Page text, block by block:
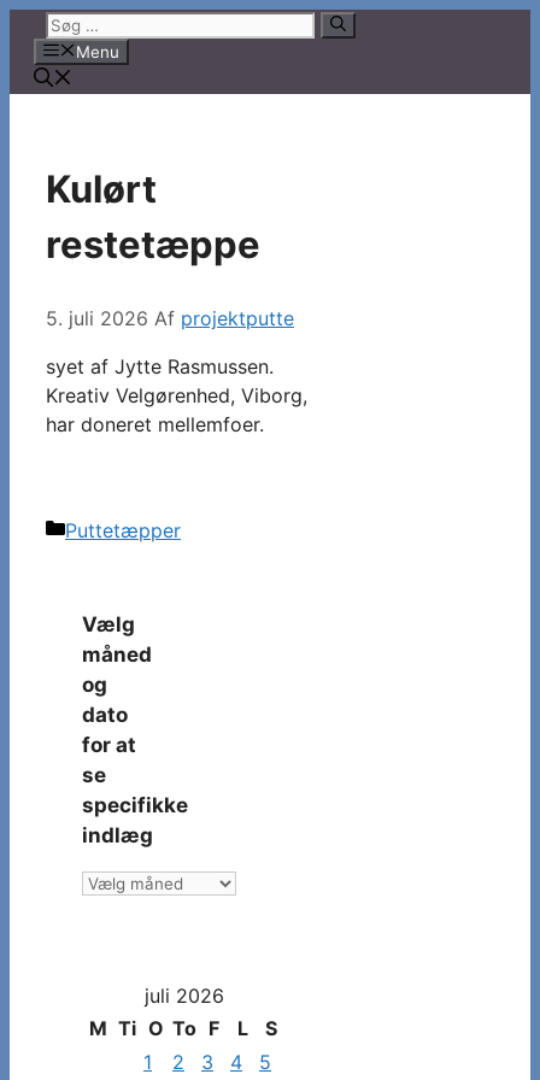
indhold
Søg
efter:Menu
Kulørt
restetæppe
5. juli 2026 Af projektputte
syet af Jytte Rasmussen.
Kreativ Velgørenhed, Viborg,
har doneret mellemfoer.
Kategorier
Puttetæpper
Vælg
måned
og
dato
for at
se
specifikke
indlæg
Vælg
at
juli 2026
M Ti O To F L
S
1
2 3 4
5